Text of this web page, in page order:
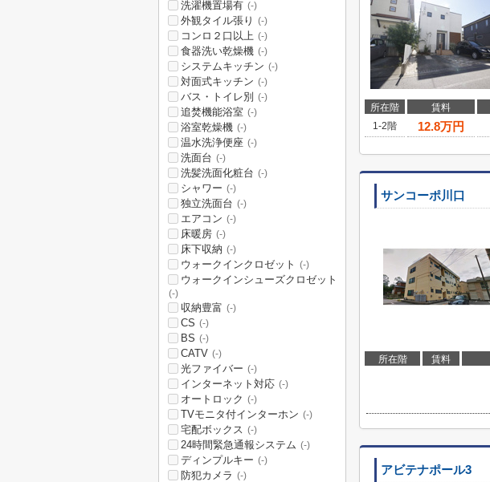
所在階 賃料
1-2階
12.8万円
サンコーポ川口
所在階 賃料
アビテナポール3
洗濯機置場有 (-)
外観タイル張り (-)
コンロ２口以上 (-)
食器洗い乾燥機 (-)
システムキッチン (-)
対面式キッチン (-)
バス・トイレ別 (-)
追焚機能浴室 (-)
浴室乾燥機 (-)
温水洗浄便座 (-)
洗面台 (-)
洗髪洗面化粧台 (-)
シャワー (-)
独立洗面台 (-)
エアコン (-)
床暖房 (-)
床下収納 (-)
ウォークインクロゼット (-)
ウォークインシューズクロゼット
(-)
収納豊富 (-)
CS (-)
BS (-)
CATV (-)
光ファイバー (-)
インターネット対応 (-)
オートロック (-)
TVモニタ付インターホン (-)
宅配ボックス (-)
24時間緊急通報システム (-)
ディンプルキー (-)
防犯カメラ (-)